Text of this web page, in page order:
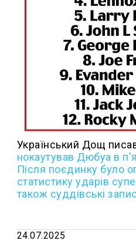
Український Дощ
нокаутував Дюбуа в
Після поєдинку було
статистику ударів
також суддівські
24.07.2025